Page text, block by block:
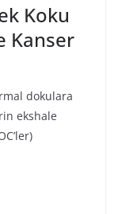
Koku
Kanser
dokulara
ekshale